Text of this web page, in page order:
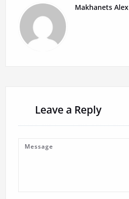
Makhanets Alex
Leave a Reply